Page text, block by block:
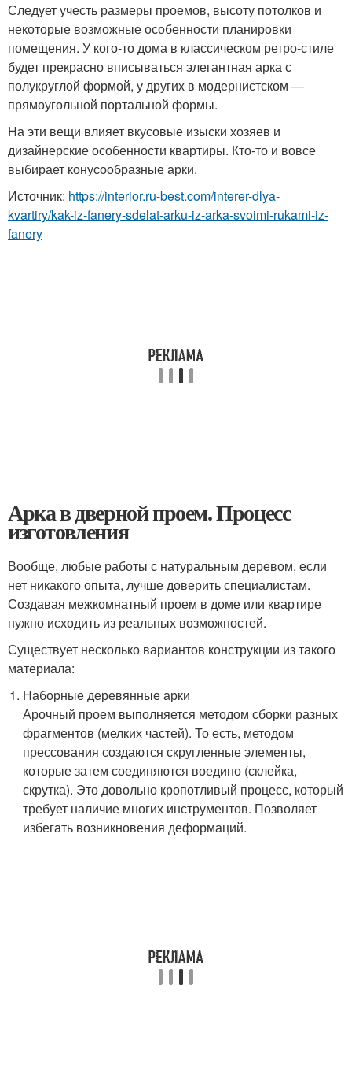
Следует учесть размеры проемов, высоту потолков и
некоторые возможные особенности планировки
помещения. У кого-то дома в классическом ретро-стиле
будет прекрасно вписываться элегантная арка с
полукруглой формой, у других в модернистском —
прямоугольной портальной формы.
На эти вещи влияет вкусовые изыски хозяев и
дизайнерские особенности квартиры. Кто-то и вовсе
выбирает конусообразные арки.
Источник: https://interior.ru-best.com/interer-dlya-
kvartiry/kak-iz-fanery-sdelat-arku-iz-arka-svoimi-rukami-iz-
fanery
Арка в дверной проем. Процесс
изготовления
Вообще, любые работы с натуральным деревом, если
нет никакого опыта, лучше доверить специалистам.
Создавая межкомнатный проем в доме или квартире
нужно исходить из реальных возможностей.
Существует несколько вариантов конструкции из такого
материала:
Наборные деревянные арки
Арочный проем выполняется методом сборки разных
фрагментов (мелких частей). То есть, методом
прессования создаются скругленные элементы,
которые затем соединяются воедино (склейка,
скрутка). Это довольно кропотливый процесс, который
требует наличие многих инструментов. Позволяет
избегать возникновения деформаций.